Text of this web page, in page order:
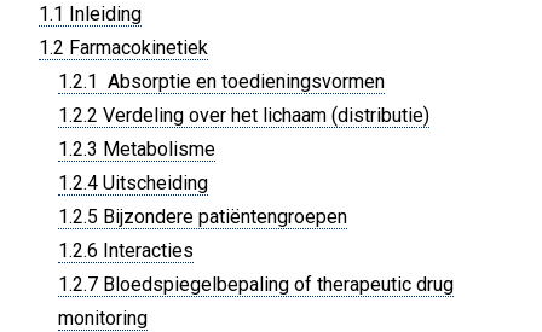
1.1 Inleiding
1.2 Farmacokinetiek
1.2.1 Absorptie en toedieningsvormen
1.2.2 Verdeling over het lichaam (distributie)
1.2.3 Metabolisme
1.2.4 Uitscheiding
1.2.5 Bijzondere patiëntengroepen
1.2.6 Interacties
1.2.7 Bloedspiegelbepaling of therapeutic drug
monitoring